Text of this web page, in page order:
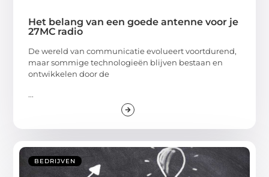
Het belang van een goede antenne voor je
27MC radio
De wereld van communicatie evolueert voortdurend,
maar sommige technologieën blijven bestaan en
ontwikkelen door de
...
BEDRIJVEN